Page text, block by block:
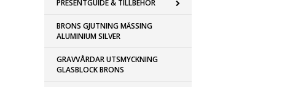
PRESENTGUIDE & TILLBEHÖR
BRONS GJUTNING MÄSSING
ALUMINIUM SILVER
GRAVVÅRDAR UTSMYCKNING
GLASBLOCK BRONS